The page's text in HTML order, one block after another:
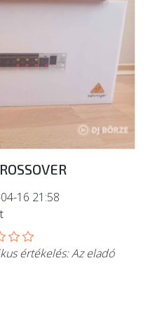
16 21:58
értékelés: Az eladó